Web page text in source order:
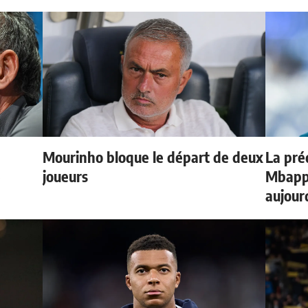
Mourinho bloque le départ de deux
joueurs
La